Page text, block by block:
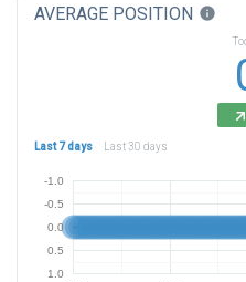
AVERAGE POSITION info
Last 7 days Last 30 days
-1.0
-0.5
0.0
0.5
1.0